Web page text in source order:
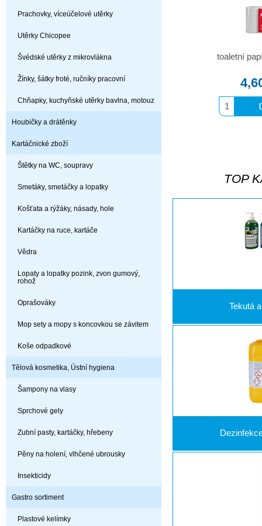
Prachovky, víceúčelové utěrky
Utěrky Chicopee
Švédské utěrky z mikrovlákna
Žínky, šátky froté, ručníky pracovní
Chňapky, kuchyňské utěrky bavlna, motouz
Houbičky a drátěnky
Kartáčnické zboží
Štětky na WC, soupravy
Smetáky, smetáčky a lopatky
Košťata a rýžáky, násady, hole
Kartáčky na ruce, kartáče
Vědra
Lopaty a lopatky pozink, zvon gumový,
rohož
Oprašováky
Mop sety a mopy s koncovkou se závitem
Koše odpadkové
Tělová kosmetika, Ústní hygiena
Šampony na vlasy
Sprchové gely
Zubní pasty, kartáčky, hřebeny
Pěny na holení, vlhčené ubrousky
Insekticidy
Gastro sortiment
Plastové kelímky
toaletní
TOP
Tekutá